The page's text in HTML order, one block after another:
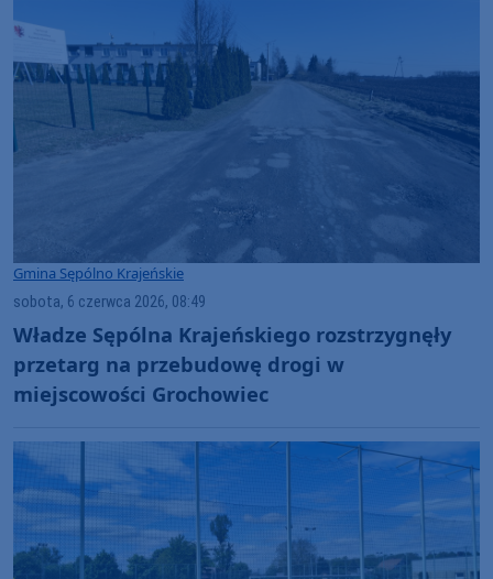
Gmina Sępólno Krajeńskie
sobota, 6 czerwca 2026, 08:49
Władze Sępólna Krajeńskiego rozstrzygnęły
przetarg na przebudowę drogi w
miejscowości Grochowiec